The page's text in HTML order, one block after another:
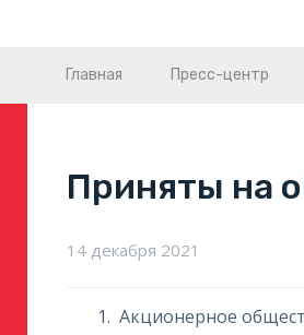
Главная Пресс-центр
Приняты на
14 декабря 2021
Акционерное